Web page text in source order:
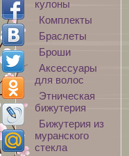
кулоны
Комплекты
Браслеты
Броши
Аксессуары
для волос
Этническая
бижутерия
Бижутерия из
муранского
стекла